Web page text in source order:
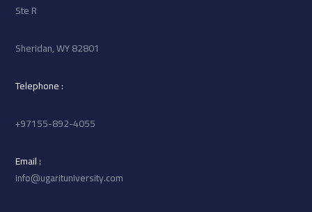
Ste R
Sheridan, WY 82801
: Telephone
97155-892-4055+
: Email
info@ugarituniversity.com